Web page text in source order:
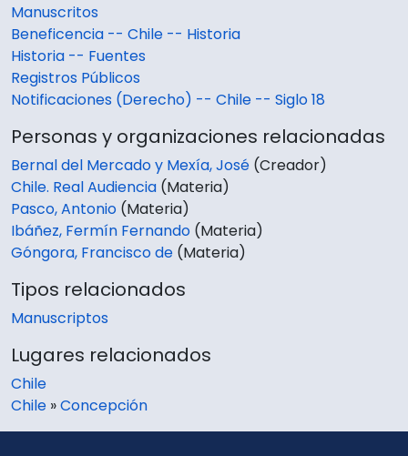
Manuscritos
Beneficencia -- Chile -- Historia
Historia -- Fuentes
Registros Públicos
Notificaciones (Derecho) -- Chile -- Siglo 18
Personas y organizaciones relacionadas
Bernal del Mercado y Mexía, José (Creador)
Chile. Real Audiencia (Materia)
Pasco, Antonio (Materia)
Ibáñez, Fermín Fernando (Materia)
Góngora, Francisco de (Materia)
Tipos relacionados
Manuscriptos
Lugares relacionados
Chile
Chile »Concepción